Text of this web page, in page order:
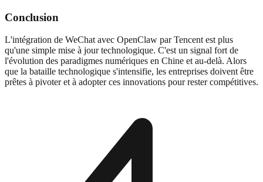
Conclusion
L'intégration de WeChat avec OpenClaw par Tencent est plus
qu'une simple mise à jour technologique. C'est un signal fort de
l'évolution des paradigmes numériques en Chine et au-delà. Alors
que la bataille technologique s'intensifie, les entreprises doivent être
prêtes à pivoter et à adopter ces innovations pour rester compétitives.